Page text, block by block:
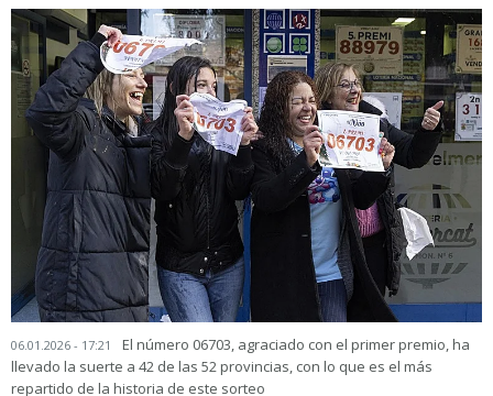
06.01.2026 - 17:21
El número 06703, agraciado con el primer premio, ha
llevado la suerte a 42 de las 52 provincias, con lo que es el más
repartido de la historia de este sorteo